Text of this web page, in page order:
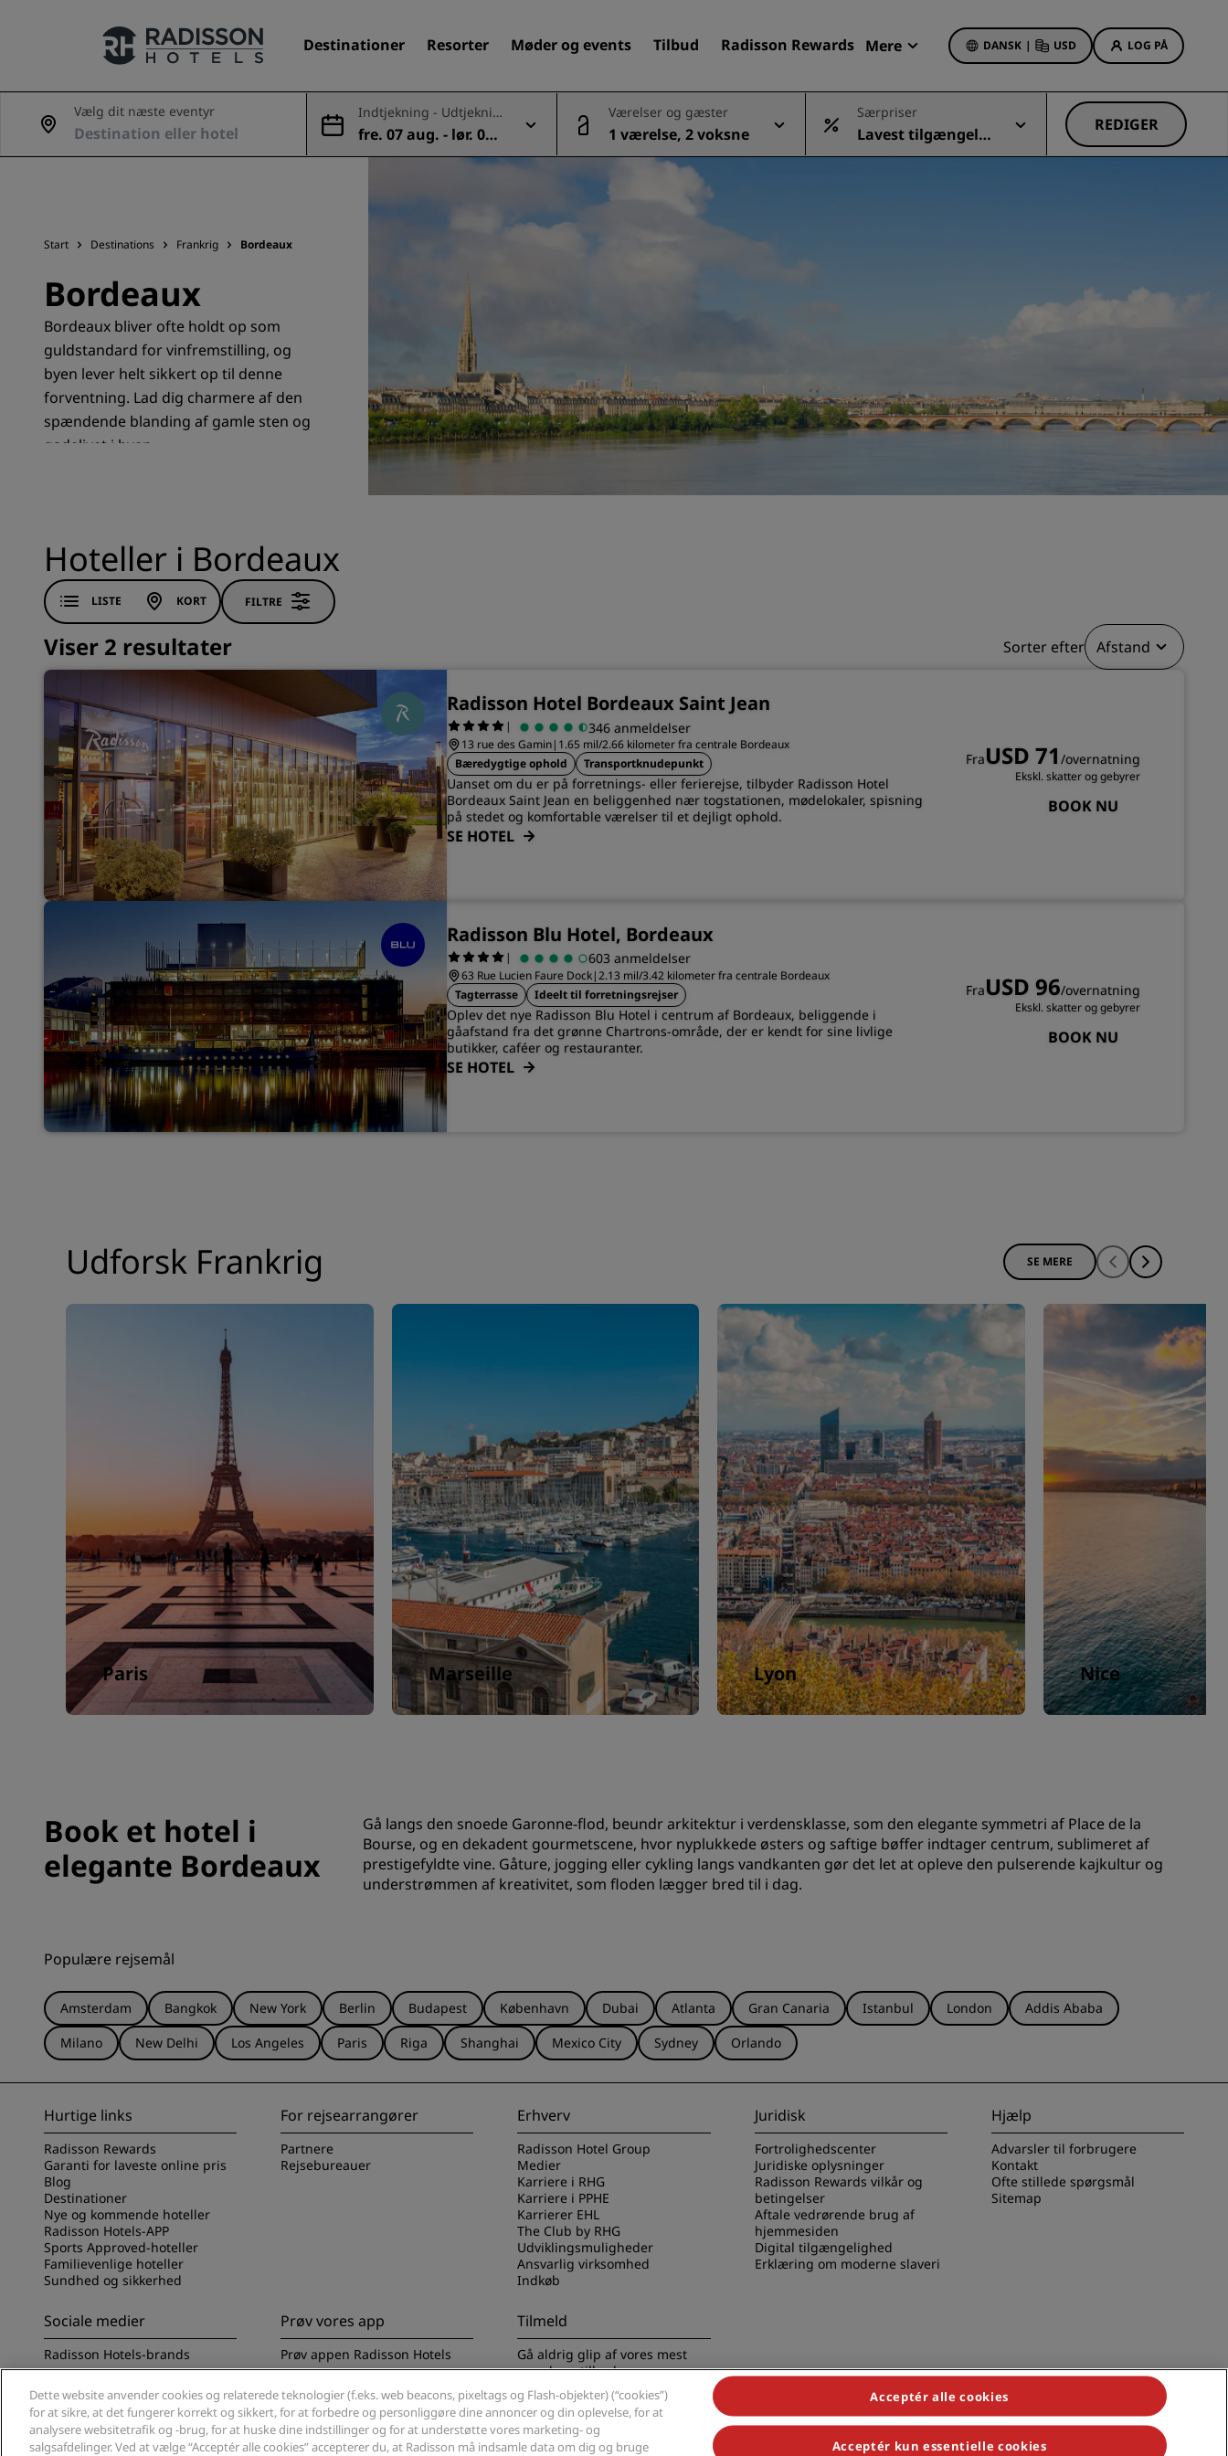
Destinationer Resorter Møder og events Tilbud Radisson Rewards Mere
Mine bookinger
DANSK | USD LOG PÅ
Vores brands
Find dit hotel
Destinationer
Servicerede lejligheder
Opdag Radisson Meetings
Book et mødelokale
Anmod om et tilbud
Brancheløsninger
Digitale tjenester
Radisson Hotels-app
Hoteltilbud
Rad Pets
Bryllupslokaler
Ophold for sportshold
Opdag Radisson Rewards
Sådan optjener du point
Bookers and Planners
Vælg dit næste eventyr
Indtjekning - Udtjeknin
g
fre. 07 aug. - lør. 08
aug.
Værelser og gæster
1 værelse, 2 voksne
Særpriser
Lavest tilgængelig
e pris
REDIGER
Start Destinations Frankrig Bordeaux
Bordeaux
Bordeaux bliver ofte holdt op som
guldstandard for vinfremstilling, og
byen lever helt sikkert op til denne
forventning. Lad dig charmere af den
spændende blanding af gamle sten og
gadelivet i byen.
Hoteller i Bordeaux
LISTE KORT FILTRE
Viser 2 resultater Sorter efter Afstand
Radisson Hotel Bordeaux Saint Jean
| 346 anmeldelser
13 rue des Gamin| 1.65 mil/2.66 kilometer fra centrale Bordeaux
Bæredygtige ophold
Transportknudepunkt
Uanset om du er på forretnings- eller ferierejse, tilbyder Radisson Hotel
Bordeaux Saint Jean en beliggenhed nær togstationen, mødelokaler, spisning
på stedet og komfortable værelser til et dejligt ophold.
SE HOTEL
FraUSD 71 /overnatning
Ekskl. skatter og gebyrer
BOOK NU
Radisson Blu Hotel, Bordeaux
| 603 anmeldelser
63 Rue Lucien Faure Dock|2.13 mil/3.42 kilometer fra centrale Bordeaux
Tagterrasse
Ideelt til forretningsrejser
Oplev det nye Radisson Blu Hotel i centrum af Bordeaux, beliggende i
gåafstand fra det grønne Chartrons-område, der er kendt for sine livlige
butikker, caféer og restauranter.
SE HOTEL
FraUSD 96/overnatning
Ekskl. skatter og gebyrer
BOOK NU
Udforsk Frankrig SE MERE
Paris Marseille Lyon Nice
Book et hotel i
elegante Bordeaux
Gå langs den snoede Garonne-flod, beundr arkitektur i verdensklasse, som den elegante symmetri af Place de la
Bourse, og en dekadent gourmetscene, hvor nyplukkede østers og saftige bøffer indtager centrum, sublimeret af
prestigefyldte vine. Gåture, jogging eller cykling langs vandkanten gør det let at opleve den pulserende kajkultur og
understrømmen af kreativitet, som floden lægger bred til i dag.
Populære rejsemål
Amsterdam Bangkok New York Berlin Budapest København Dubai Atlanta Gran Canaria Istanbul London
Addis Ababa
Milano
New Delhi Los Angeles Paris Riga Shanghai Mexico City Sydney Orlando
Hurtige links
Radisson Rewards
Garanti for laveste online pris
Blog
Destinationer
Nye og kommende hoteller
Radisson Hotels-APP
Sports Approved-hoteller
Familievenlige hoteller
Sundhed og sikkerhed
For rejsearrangører
Partnere
Rejsebureauer
Erhverv
Radisson Hotel Group
Medier
Karriere i RHG
Karriere i PPHE
Karrierer EHL
The Club by RHG
Udviklingsmuligheder
Ansvarlig virksomhed
Indkøb
Juridisk
Fortrolighedscenter
Juridiske oplysninger
Radisson Rewards vilkår og
betingelser
Aftale vedrørende brug af
hjemmesiden
Digital tilgængelighed
Erklæring om moderne slaveri
Hjælp
Advarsler til forbrugere
Kontakt
Ofte stillede spørgsmål
Sitemap
Sociale medier
Radisson Hotels-brands
Prøv vores app
Prøv appen Radisson Hotels
Tilmeld
Gå aldrig glip af vores mest
populære tilbud
Dette website anvender cookies og relaterede teknologier (f.eks. web beacons, pixeltags og Flash-objekter) (“cookies”)
for at sikre, at det fungerer korrekt og sikkert, for at forbedre og personliggøre dine annoncer og din oplevelse, for at
analysere websitetrafik og -brug, for at huske dine indstillinger og for at understøtte vores marketing- og
salgsafdelinger. Ved at vælge “Acceptér alle cookies” accepterer du, at Radisson må indsamle data om dig og bruge
Acceptér alle cookies
Acceptér kun essentielle cookies